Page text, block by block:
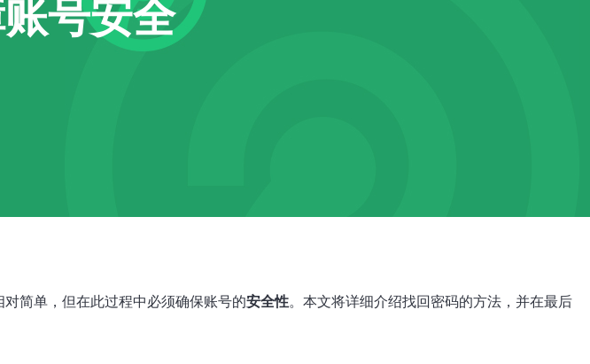
号安全
对简单，但在此过程中必须确保账号的安全性。本文将详细介绍找回密码的方法，并在最后